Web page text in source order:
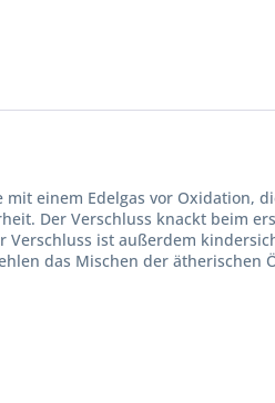
einem Edelgas vor Oxidation,
Der Verschluss knackt beim
ist außerdem
das Mischen der ätherischen